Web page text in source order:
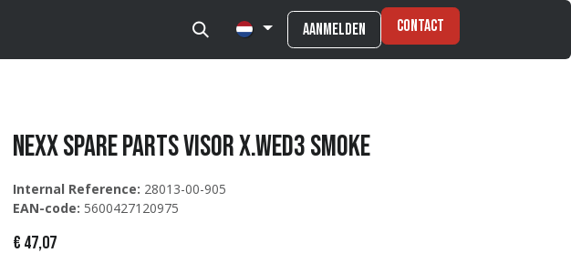
Aanmelden Contact
Nexx Spare Parts VISOR X.WED3 SMOKE
Internal Reference: 28013-00-905
EAN-code: 5600427120975
€ 47,07